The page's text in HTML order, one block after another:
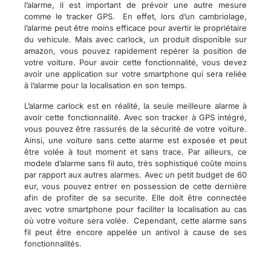
l’alarme, il est important de prévoir une autre mesure
comme le tracker GPS. En effet, lors d’un cambriolage,
l’alarme peut être moins efficace pour avertir le propriétaire
du vehicule. Mais avec carlock, un produit disponible sur
amazon, vous pouvez rapidement repérer la position de
votre voiture. Pour avoir cette fonctionnalité, vous devez
avoir une application sur votre smartphone qui sera reliée
à l’alarme pour la localisation en son temps.
L’alarme carlock est en réalité, la seule meilleure alarme à
avoir cette fonctionnalité. Avec son tracker à GPS intégré,
vous pouvez être rassurés de la sécurité de votre voiture.
Ainsi, une voiture sans cette alarme est exposée et peut
être volée à tout moment et sans trace. Par ailleurs, ce
modele d’alarme sans fil auto, très sophistiqué coûte moins
par rapport aux autres alarmes. Avec un petit budget de 60
eur, vous pouvez entrer en possession de cette dernière
afin de profiter de sa securite. Elle doit être connectée
avec votre smartphone pour faciliter la localisation au cas
où votre voiture sera volée. Cependant, cette alarme sans
fil peut être encore appelée un antivol à cause de ses
fonctionnalités.